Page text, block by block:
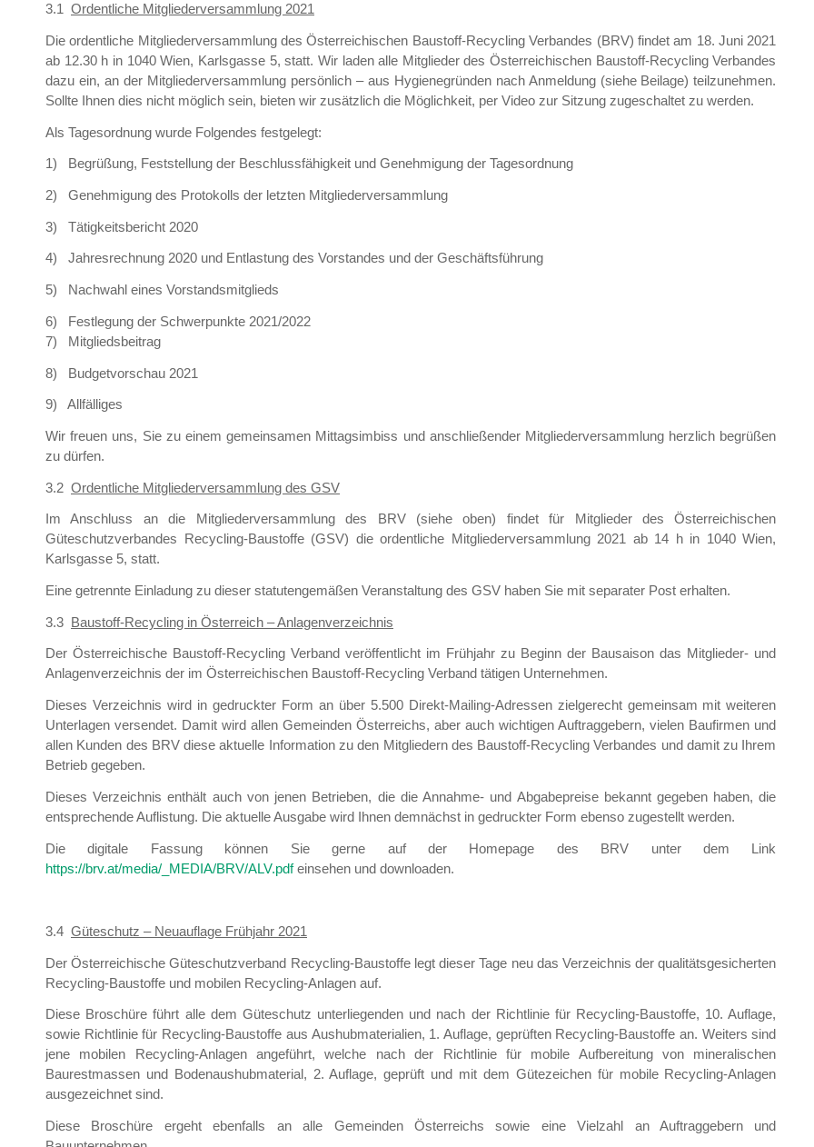
3.1 Ordentliche Mitgliederversammlung 2021
Die ordentliche Mitgliederversammlung des Österreichischen Baustoff-Recycling Verbandes (BRV) findet am 18. Juni 2021
ab 12.30 h in 1040 Wien, Karlsgasse 5, statt. Wir laden alle Mitglieder des Österreichischen Baustoff-Recycling Verbandes
dazu ein, an der Mitgliederversammlung persönlich – aus Hygienegründen nach Anmeldung (siehe Beilage) teilzunehmen.
Sollte Ihnen dies nicht möglich sein, bieten wir zusätzlich die Möglichkeit, per Video zur Sitzung zugeschaltet zu werden.
Als Tagesordnung wurde Folgendes festgelegt:
1) Begrüßung, Feststellung der Beschlussfähigkeit und Genehmigung der Tagesordnung
2) Genehmigung des Protokolls der letzten Mitgliederversammlung
3) Tätigkeitsbericht 2020
4) Jahresrechnung 2020 und Entlastung des Vorstandes und der Geschäftsführung
5) Nachwahl eines Vorstandsmitglieds
6) Festlegung der Schwerpunkte 2021/2022
7) Mitgliedsbeitrag
8) Budgetvorschau 2021
9) Allfälliges
Wir freuen uns, Sie zu einem gemeinsamen Mittagsimbiss und anschließender Mitgliederversammlung herzlich begrüßen
zu dürfen.
3.2 Ordentliche Mitgliederversammlung des GSV
Im Anschluss an die Mitgliederversammlung des BRV (siehe oben) findet für Mitglieder des Österreichischen
Güteschutzverbandes Recycling-Baustoffe (GSV) die ordentliche Mitgliederversammlung 2021 ab 14 h in 1040 Wien,
Karlsgasse 5, statt.
Eine getrennte Einladung zu dieser statutengemäßen Veranstaltung des GSV haben Sie mit separater Post erhalten.
3.3 Baustoff-Recycling in Österreich – Anlagenverzeichnis
Der Österreichische Baustoff-Recycling Verband veröffentlicht im Frühjahr zu Beginn der Bausaison das Mitglieder- und
Anlagenverzeichnis der im Österreichischen Baustoff-Recycling Verband tätigen Unternehmen.
Dieses Verzeichnis wird in gedruckter Form an über 5.500 Direkt-Mailing-Adressen zielgerecht gemeinsam mit weiteren
Unterlagen versendet. Damit wird allen Gemeinden Österreichs, aber auch wichtigen Auftraggebern, vielen Baufirmen und
allen Kunden des BRV diese aktuelle Information zu den Mitgliedern des Baustoff-Recycling Verbandes und damit zu Ihrem
Betrieb gegeben.
Dieses Verzeichnis enthält auch von jenen Betrieben, die die Annahme- und Abgabepreise bekannt gegeben haben, die
entsprechende Auflistung. Die aktuelle Ausgabe wird Ihnen demnächst in gedruckter Form ebenso zugestellt werden.
Die digitale Fassung können Sie gerne auf der Homepage des BRV unter dem Link
https://brv.at/media/_MEDIA/BRV/ALV.pdfeinsehen und downloaden.
3.4 Güteschutz – Neuauflage Frühjahr 2021
Der Österreichische Güteschutzverband Recycling-Baustoffe legt dieser Tage neu das Verzeichnis der qualitätsgesicherten
Recycling-Baustoffe und mobilen Recycling-Anlagen auf.
Diese Broschüre führt alle dem Güteschutz unterliegenden und nach der Richtlinie für Recycling-Baustoffe, 10. Auflage,
sowie Richtlinie für Recycling-Baustoffe aus Aushubmaterialien, 1. Auflage, geprüften Recycling-Baustoffe an. Weiters sind
jene mobilen Recycling-Anlagen angeführt, welche nach der Richtlinie für mobile Aufbereitung von mineralischen
Baurestmassen und Bodenaushubmaterial, 2. Auflage, geprüft und mit dem Gütezeichen für mobile Recycling-Anlagen
ausgezeichnet sind.
Diese Broschüre ergeht ebenfalls an alle Gemeinden Österreichs sowie eine Vielzahl an Auftraggebern und